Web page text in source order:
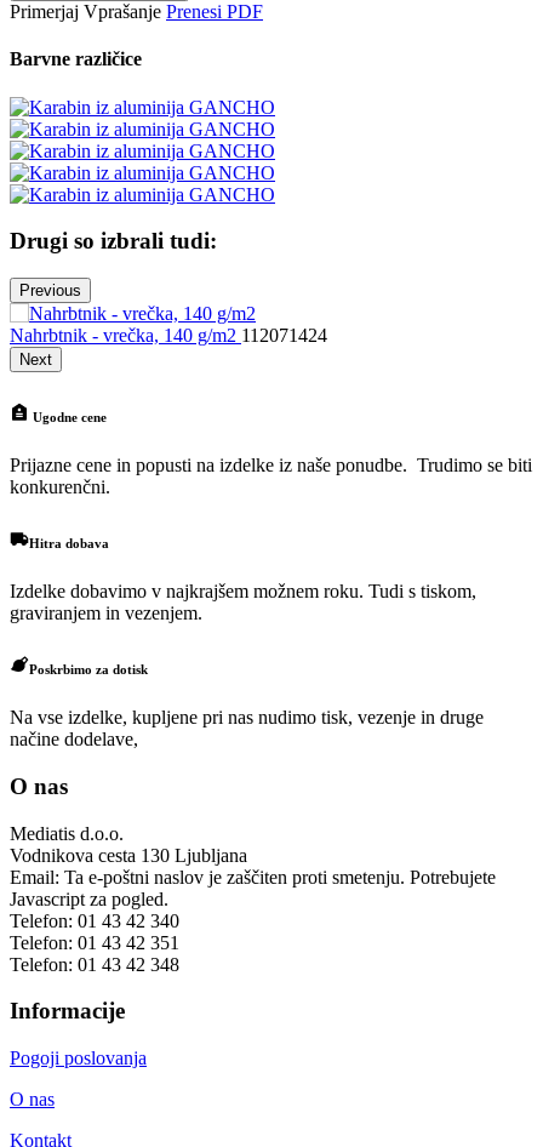
Primerjaj Vprašanje Prenesi PDF
Barvne različice
Drugi so izbrali tudi:
Previous
Nahrbtnik - vrečka, 140 g/m2 112071424
Next
Ugodne cene
Prijazne cene in popusti na izdelke iz naše ponudbe. Trudimo se biti
konkurenčni.
Hitra dobava
Izdelke dobavimo v najkrajšem možnem roku. Tudi s tiskom,
graviranjem in vezenjem.
Poskrbimo za dotisk
Na vse izdelke, kupljene pri nas nudimo tisk, vezenje in druge
načine dodelave,
O nas
Mediatis d.o.o.
Vodnikova cesta 130 Ljubljana
Email: Ta e-poštni naslov je zaščiten proti smetenju. Potrebujete
Javascript za pogled.
Telefon: 01 43 42 340
Telefon: 01 43 42 351
Telefon: 01 43 42 348
Informacije
Pogoji poslovanja
O nas
Kontakt